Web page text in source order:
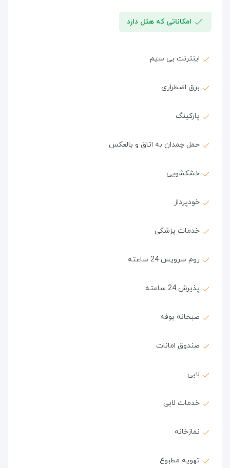
امکاناتی که هتل دارد
اینترنت بی سیم
برق اضطراری
پارکینگ
حمل چمدان به اتاق و بالعکس
خشکشویی
خودپرداز
خدمات پزشکی
روم سرویس 24 ساعته
پذیرش 24 ساعته
صبحانه بوفه
صندوق امانات
لابی
خدمات لابی
نمازخانه
تهویه مطبوع